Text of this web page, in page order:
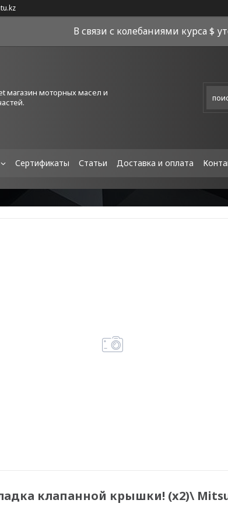
В связи с колебаниями курса $
магазин моторных масел и
Сертификаты Статьи Доставка и оплата
клапанной крышки! (x2)\